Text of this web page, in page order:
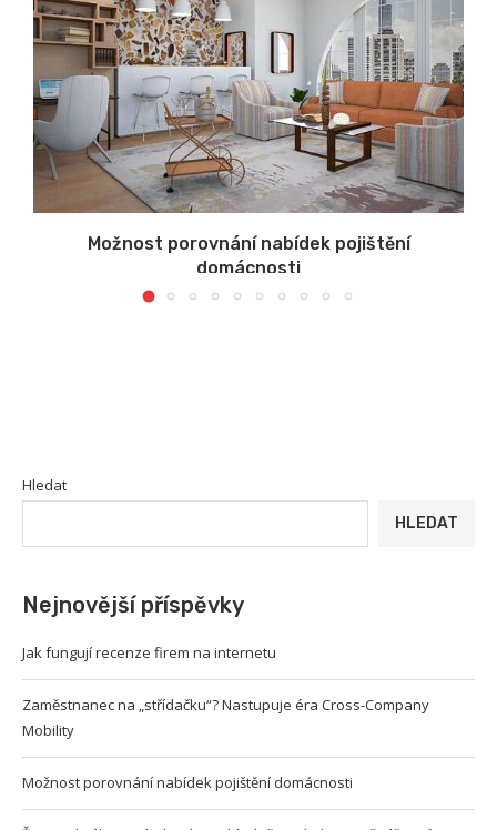
Možnost porovnání nabídek pojištění
domácnosti
Hledat
HLEDAT
Nejnovější příspěvky
Jak fungují recenze firem na internetu
Zaměstnanec na „střídačku“? Nastupuje éra Cross-Company
Mobility
Možnost porovnání nabídek pojištění domácnosti